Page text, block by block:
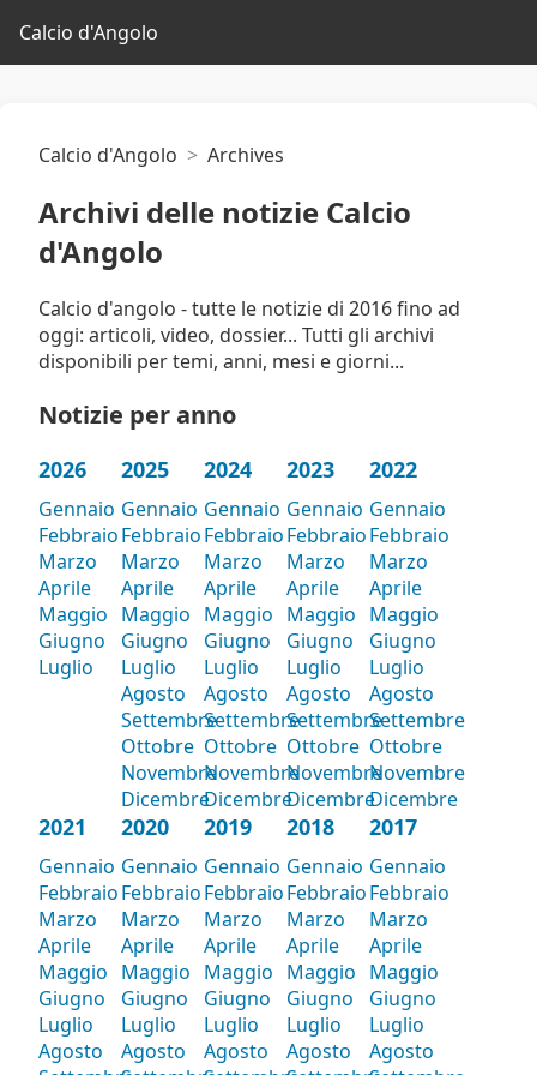
Calcio d'Angolo
Calcio d'Angolo Archives
Archivi delle notizie Calcio
d'Angolo
Calcio d'angolo - tutte le notizie di 2016 fino ad
oggi: articoli, video, dossier... Tutti gli archivi
disponibili per temi, anni, mesi e giorni...
Notizie per anno
2026
Gennaio
Febbraio
Marzo
Aprile
Maggio
Giugno
Luglio
2025
Gennaio
Febbraio
Marzo
Aprile
Maggio
Giugno
Luglio
Agosto
Settembre
Ottobre
Novembre
Dicembre
2024
Gennaio
Febbraio
Marzo
Aprile
Maggio
Giugno
Luglio
Agosto
Settembre
Ottobre
Novembre
Dicembre
2023
Gennaio
Febbraio
Marzo
Aprile
Maggio
Giugno
Luglio
Agosto
Settembre
Ottobre
Novembre
Dicembre
2022
Gennaio
Febbraio
Marzo
Aprile
Maggio
Giugno
Luglio
Agosto
Settembre
Ottobre
Novembre
Dicembre
2021
Gennaio
Febbraio
Marzo
Aprile
Maggio
Giugno
Luglio
Agosto
2020
Gennaio
Febbraio
Marzo
Aprile
Maggio
Giugno
Luglio
Agosto
2019
Gennaio
Febbraio
Marzo
Aprile
Maggio
Giugno
Luglio
Agosto
2018
Gennaio
Febbraio
Marzo
Aprile
Maggio
Giugno
Luglio
Agosto
2017
Gennaio
Febbraio
Marzo
Aprile
Maggio
Giugno
Luglio
Agosto